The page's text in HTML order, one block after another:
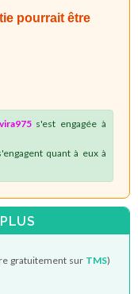
pourrait être
s'est engagée à
quant à eux à
gratuitement sur TMS)